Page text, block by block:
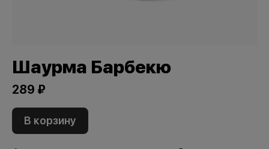
Шаурма Барбекю
289 ₽
В корзину